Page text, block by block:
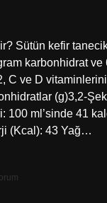
Sütün kefir
karbonhidrat
C ve D
(g)3,2-
100 ml’sinde 41
(Kcal): 43 Yağ…